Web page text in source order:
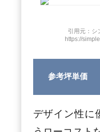
引用元：シ
https://
参考坪単価
デザイン性に